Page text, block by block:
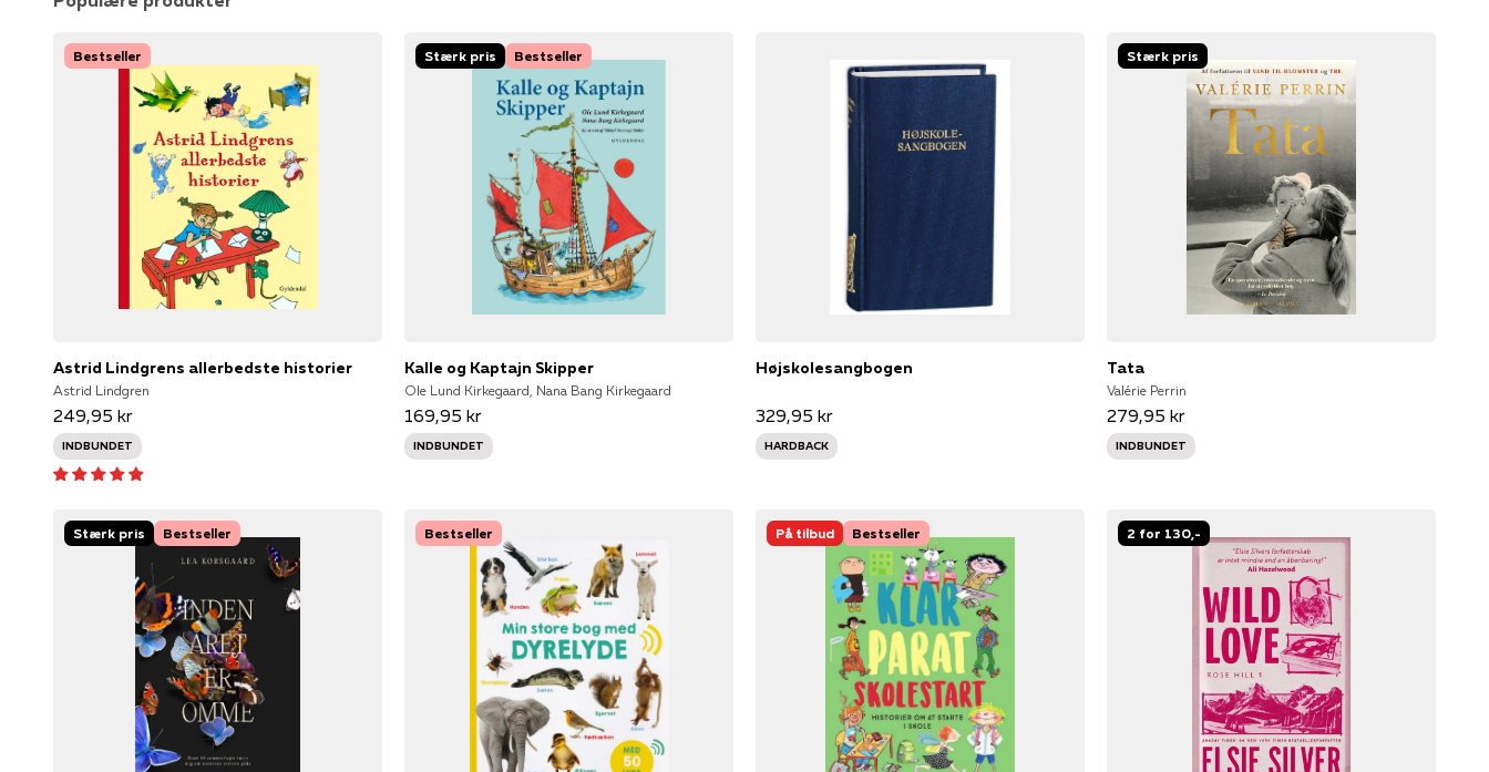
Bestseller
Astrid Lindgrens allerbedste historier
Astrid Lindgren
249,95 kr
INDBUNDET
Stærk pris Bestseller
Kalle og Kaptajn Skipper
Ole Lund Kirkegaard, Nana Bang Kirkegaard
169,95 kr
INDBUNDET
Højskolesangbogen
329,95 kr
HARDBACK
Stærk pris
Tata
Valérie Perrin
279,95 kr
INDBUNDET
Stærk pris Bestseller Bestseller På tilbud Bestseller 2 for 130,-